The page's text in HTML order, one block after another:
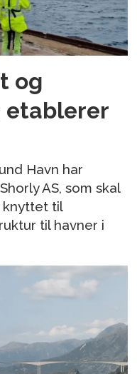
og
etablerer
Havn har
AS, som skal
knyttet til
til havner i